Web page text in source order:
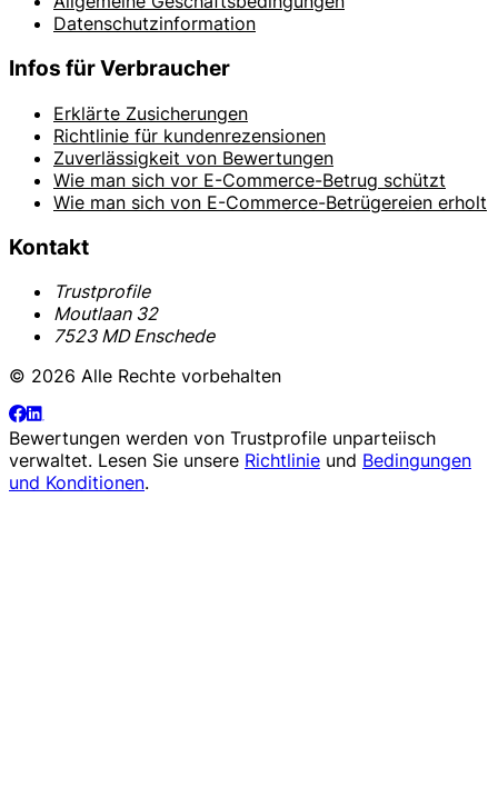
Datenschutzinformation
Infos für Verbraucher
Erklärte Zusicherungen
Richtlinie für kundenrezensionen
Zuverlässigkeit von Bewertungen
Wie man sich vor E-Commerce-Betrug schützt
Wie man sich von E-Commerce-Betrügereien erholt
Kontakt
Trustprofile
Moutlaan 32
7523 MD Enschede
© 2026 Alle Rechte vorbehalten
Bewertungen werden von Trustprofile unparteiisch
verwaltet. Lesen Sie unsere Richtlinie und Bedingungen
und Konditionen.